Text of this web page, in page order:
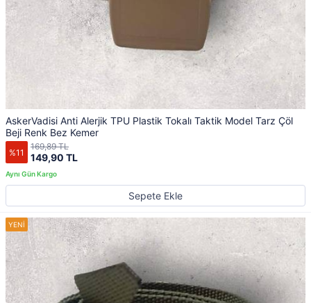
AskerVadisi Anti Alerjik TPU Plastik Tokalı Taktik Model Tarz Çöl
Beji Renk Bez Kemer
%11 149,90 TL
169,89 TL
Sepete Ekle